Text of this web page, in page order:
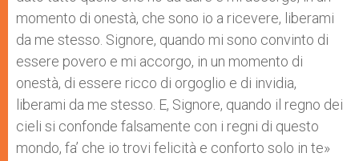
momento di onestà, che sono io a ricevere, liberami
da me stesso. Signore, quando mi sono convinto di
essere povero e mi accorgo, in un momento di
onestà, di essere ricco di orgoglio e di invidia,
liberami da me stesso. E, Signore, quando il regno dei
cieli si confonde falsamente con i regni di questo
mondo, fa’ che io trovi felicità e conforto solo in te»